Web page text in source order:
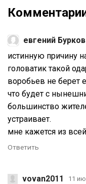
евгений Бурков
истинную причину
головатик такой
воробьев не берет
что будет с
большинство
устраивает.
мне кажется из
Ответить
vovan2011 11